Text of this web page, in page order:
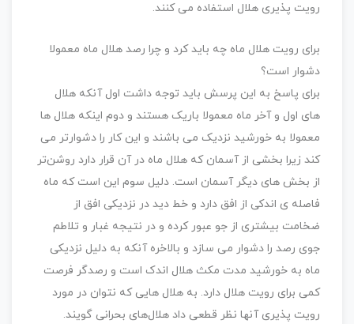
رویت پذیری هلال استفاده می کنند.
برای رویت هلال ماه چه باید کرد و چرا رصد هلال ماه معمولا
دشوار است؟
برای پاسخ به این پرسش باید توجه داشت اول آنکه هلال
های اول و آخر ماه معمولا باریک هستند و دوم اینکه هلال ها
معمولا به خورشید نزدیک می باشند و این کار را دشوارتر می
کند زیرا بخشی از آسمان که هلال ماه در آن قرار دارد روشن‌تر
از بخش های دیگر آسمان است. دلیل سوم این است که ماه
فاصله ی اندکی از افق دارد و خط دید در نزدیکی افق از
ضخامت بیشتری از جو عبور کرده و در نتیجه غبار و تلاطم
جوی رصد را دشوار می سازد و بالاخره آنکه به دلیل نزدیکی
ماه به خورشید مدت مکث هلال اندک است و رصدگر فرصت
کمی برای رویت هلال دارد. به هلال هایی که نتوان در مورد
رویت پذیری آنها نظر قطعی داد هلال‌های بحرانی گویند.